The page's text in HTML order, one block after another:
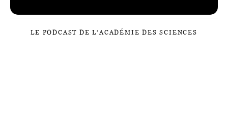
LE PODCAST DE L’ACADÉMIE DES SCIENCES